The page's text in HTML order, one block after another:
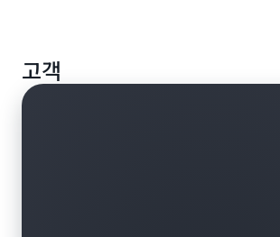
코드형 규정 준수에 대해 자세히 알아보기
인시던트 후 구성 기록을 검토하여 보안
니다.
고객